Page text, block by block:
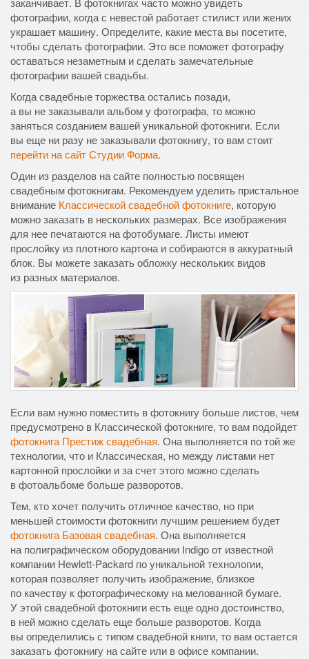
фотографии, когда с невестой работает стилист или жених
украшает машину. Определите, какие места вы посетите,
чтобы сделать фотографии. Это все поможет фотографу
оставаться незаметным и сделать замечательные
фотографии вашей свадьбы.
Когда свадебные торжества остались позади,
а вы не заказывали альбом у фотографа, то можно
заняться созданием вашей уникальной фотокниги. Если
вы еще ни разу не заказывали фотокнигу, то вам стоит
перейти на сайт Студии Форма.
Один из разделов на сайте полностью посвящен
свадебным фотокнигам. Рекомендуем уделить пристальное
внимание Классической свадебной фотокниге, которую
можно заказать в нескольких размерах. Все изображения
для нее печатаются на фотобумаге. Листы имеют
прослойку из плотного картона и собираются в аккуратный
блок. Вы можете заказать обложку нескольких видов
из разных материалов.
Если вам нужно поместить в фотокнигу больше листов, чем
предусмотрено в Классической фотокниге, то вам подойдет
фотокнига Престиж свадебная. Она выполняется по той же
технологии, что и Классическая, но между листами нет
картонной прослойки и за счет этого можно сделать
в фотоальбоме больше разворотов.
Тем, кто хочет получить отличное качество, но при
меньшей стоимости фотокниги лучшим решением будет
фотокнига Базовая свадебная. Она выполняется
на полиграфическом оборудовании Indigo от известной
компании Hewlett-Packard по уникальной технологии,
которая позволяет получить изображение, близкое
по качеству к фотографическому на мелованной бумаге.
У этой свадебной фотокниги есть еще одно достоинство,
в ней можно сделать еще больше разворотов. Когда
вы определились с типом свадебной книги, то вам остается
заказать фотокнигу на сайте или в офисе компании.